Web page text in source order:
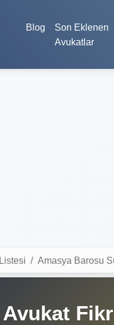
Blog
Son Eklenen
Avukatlar
Amasya Barosu